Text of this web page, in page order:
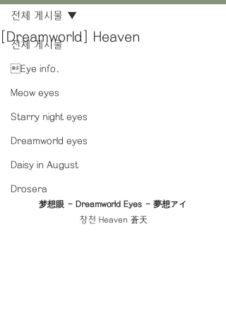
전체 게시물
Eye info.
Meow eyes
Starry night eyes
Dreamworld eyes
Daisy in August
Drosera
전체 게시물
[Dreamworld] Heaven
梦想眼 - Dreamworld Eyes - 夢想アイ
창천 Heaven 蒼天